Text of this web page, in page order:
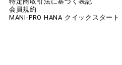
会員規約
MANI-PRO HANA クイックスタート